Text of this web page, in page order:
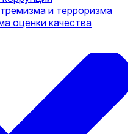
и терроризма
оценки качества